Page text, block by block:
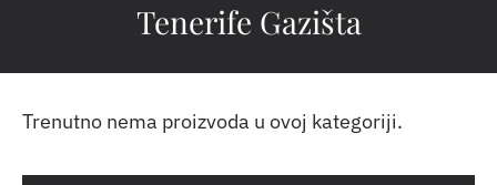
Tenerife Gazišta
Trenutno nema proizvoda u ovoj kategoriji.